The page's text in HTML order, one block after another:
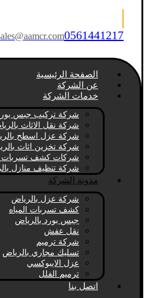
0561441217
الصفحة الرئيسية
عن الشركة
خدمات الشركة
شركة تركيب جبس
شركة نقل الاثاث
شركة عزل اسطح
شركة تخزين اثاث
شركات كشف تسربات
شركة تنظيف منازل
مدونة الشركة
شركة عزل بالرياض
كشف تسربات المياه
جبس بورد بالرياض
نقل عفش
شركة ترميم
تسليك مجاري بالرياض
عزل الايبوكسي
ترميم الفلل
اتصل بنا